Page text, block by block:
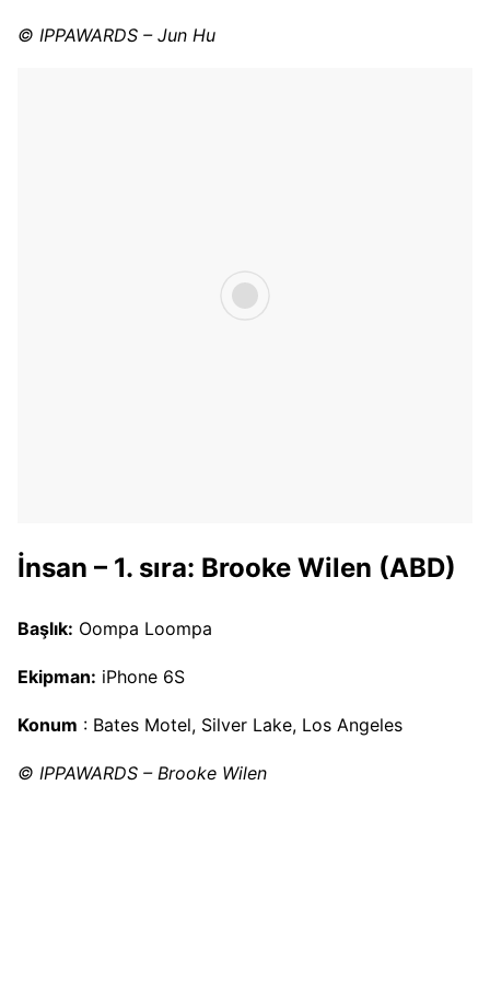
© IPPAWARDS – Jun Hu
İnsan – 1. sıra: Brooke Wilen (ABD)
Başlık: Oompa Loompa
Ekipman: iPhone 6S
Konum : Bates Motel, Silver Lake, Los Angeles
© IPPAWARDS – Brooke Wilen